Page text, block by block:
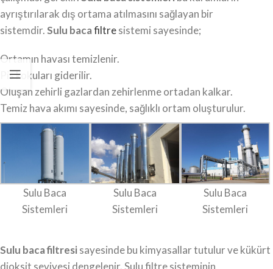
ayrıştırılarak dış ortama atılmasını sağlayan bir
sistemdir.Sulu bacafiltresistemi sayesinde;
Ortamın havası temizlenir.
Pis kokuları giderilir.
Oluşan zehirli gazlardan zehirlenme ortadan kalkar.
Temiz hava akımı sayesinde, sağlıklı ortam oluşturulur.
Sulu Baca
Sistemleri
Sulu Baca
Sistemleri
Sulu Baca
Sistemleri
Sulu baca filtresisayesinde bu kimyasallar tutulur ve kükürt
dioksit seviyesi dengelenir. Sulu filtre sisteminin